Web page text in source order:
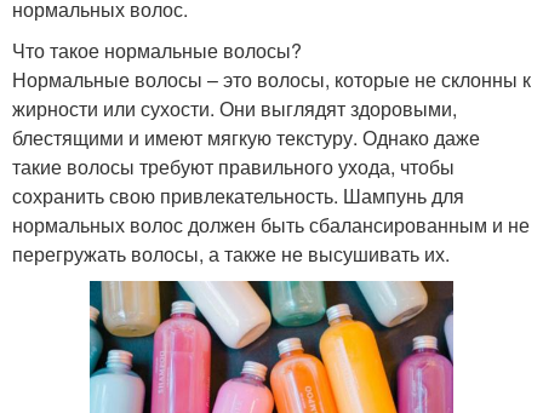
нормальных волос.
Что такое нормальные волосы?
Нормальные волосы – это волосы, которые не склонны к
жирности или сухости. Они выглядят здоровыми,
блестящими и имеют мягкую текстуру. Однако даже
такие волосы требуют правильного ухода, чтобы
сохранить свою привлекательность. Шампунь для
нормальных волос должен быть сбалансированным и не
перегружать волосы, а также не высушивать их.